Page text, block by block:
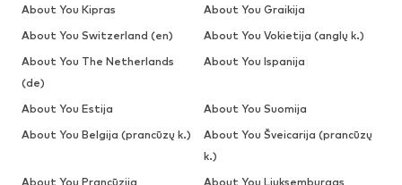
About You Kipras
About You Graikija
About You Switzerland (en)
About You Vokietija (anglų k.)
About You The Netherlands
(de)
About You Ispanija
About You Estija
About You Suomija
About You Belgija (prancūzų k.)
About You Šveicarija (prancūzų
k.)
About You Prancūzija
About You Liuksemburgas